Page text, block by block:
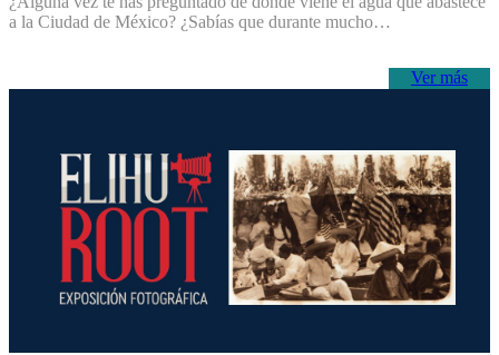
a la Ciudad de México? ¿Sabías que durante mucho…
Ver más